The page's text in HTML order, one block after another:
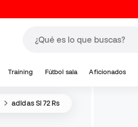
Training Fútbol sala Aficionados
adidas Sl 72 Rs